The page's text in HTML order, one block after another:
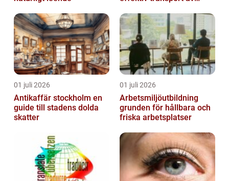
01 juli 2026
Antikaffär stockholm en
guide till stadens dolda
skatter
01 juli 2026
Arbetsmiljöutbildning
grunden för hållbara och
friska arbetsplatser